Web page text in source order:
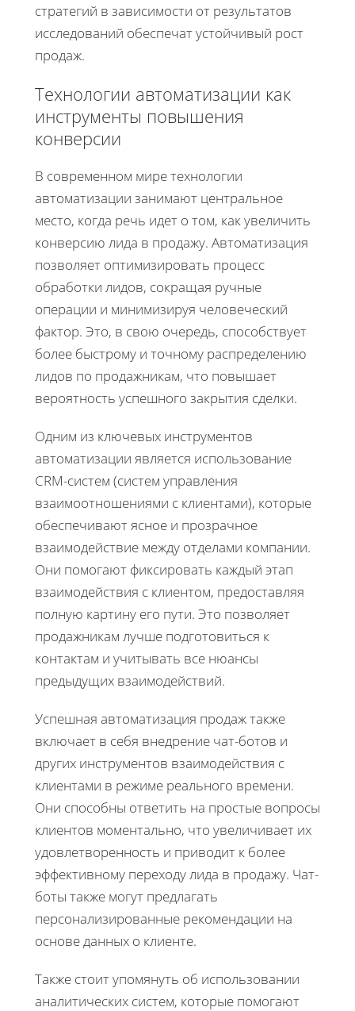
стратегий в зависимости от результатов
исследований обеспечат устойчивый рост
продаж.
Технологии автоматизации как
инструменты повышения
конверсии
В современном мире технологии
автоматизации занимают центральное
место, когда речь идет о том, как увеличить
конверсию лида в продажу. Автоматизация
позволяет оптимизировать процесс
обработки лидов, сокращая ручные
операции и минимизируя человеческий
фактор. Это, в свою очередь, способствует
более быстрому и точному распределению
лидов по продажникам, что повышает
вероятность успешного закрытия сделки.
Одним из ключевых инструментов
автоматизации является использование
CRM-систем (систем управления
взаимоотношениями с клиентами), которые
обеспечивают ясное и прозрачное
взаимодействие между отделами компании.
Они помогают фиксировать каждый этап
взаимодействия с клиентом, предоставляя
полную картину его пути. Это позволяет
продажникам лучше подготовиться к
контактам и учитывать все нюансы
предыдущих взаимодействий.
Успешная автоматизация продаж также
включает в себя внедрение чат-ботов и
других инструментов взаимодействия с
клиентами в режиме реального времени.
Они способны ответить на простые вопросы
клиентов моментально, что увеличивает их
удовлетворенность и приводит к более
эффективному переходу лида в продажу. Чат-
боты также могут предлагать
персонализированные рекомендации на
основе данных о клиенте.
Также стоит упомянуть об использовании
аналитических систем, которые помогают